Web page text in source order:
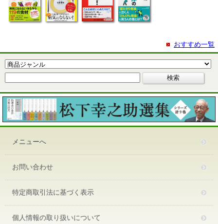
おすすめ一覧
メニューへ
お問い合わせ
特定商取引法に基づく表示
個人情報の取り扱いについて